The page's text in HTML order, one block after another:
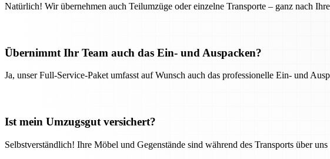
Natürlich! Wir übernehmen auch Teilumzüge oder einzelne Transporte – ganz nach
Übernimmt Ihr Team auch das Ein- und Auspacken?
Ja, unser Full-Service-Paket umfasst auf Wunsch auch das professionelle Ein- und
Ist mein Umzugsgut versichert?
Selbstverständlich! Ihre Möbel und Gegenstände sind während des Transports über uns